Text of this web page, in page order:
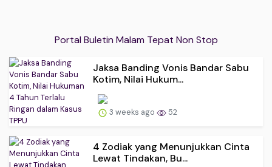
Portal Buletin Malam Tepat Non Stop
Jaksa Banding Vonis Bandar Sabu
Kotim, Nilai Hukum...
3 weeks ago 52
4 Zodiak yang Menunjukkan Cinta
Lewat Tindakan, Bu...